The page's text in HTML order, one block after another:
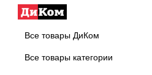
Все товары ДиКом
Все товары категории